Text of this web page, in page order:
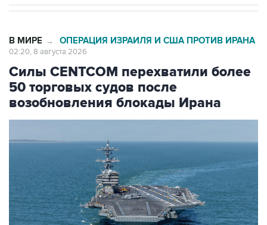
Силы CENTCOM перехватили более
50 торговых судов после
возобновления блокады Ирана